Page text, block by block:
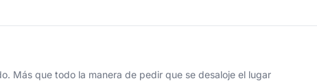
Más que todo la manera de pedir que se desaloje el lugar